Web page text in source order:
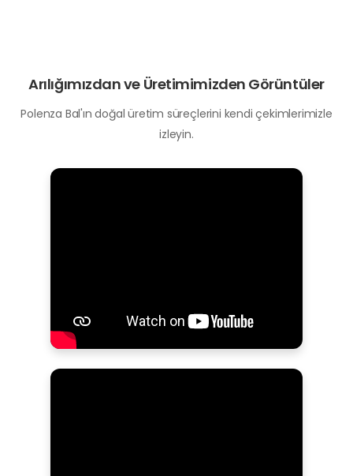
Arılığımızdan ve Üretimimizden Görüntüler
Polenza Bal'ın doğal üretim süreçlerini kendi çekimlerimizle
izleyin.